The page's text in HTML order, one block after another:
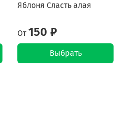
Яблоня Сласть алая
От 150 ₽
Выбрать